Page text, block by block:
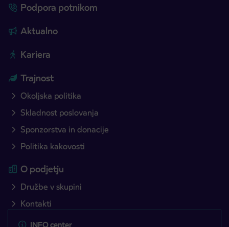
Podpora potnikom
Aktualno
Kariera
Trajnost
Okoljska politika
Skladnost poslovanja
Sponzorstva in donacije
Politika kakovosti
O podjetju
Družbe v skupini
Kontakti
INFO center